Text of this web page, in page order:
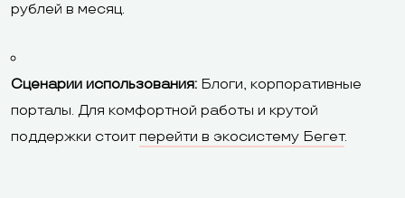
рублей в месяц.
Сценарии использования: Блоги, корпоративные
порталы. Для комфортной работы и крутой
поддержки стоитперейти в экосистему Бегет.